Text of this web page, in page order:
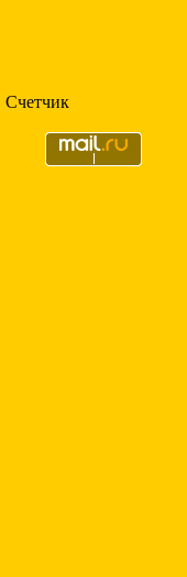
Счетчик